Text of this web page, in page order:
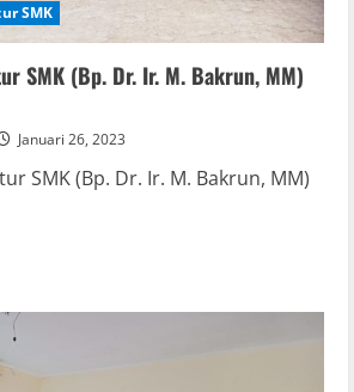
SMK
SMK (Bp. Dr. Ir. M. Bakrun, MM)
Januari 26, 2023
SMK (Bp. Dr. Ir. M. Bakrun, MM)